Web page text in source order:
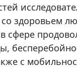
здоровьем
сфере
с